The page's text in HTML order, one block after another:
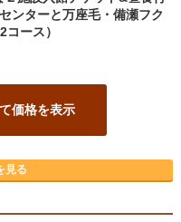
ンターと万座毛・備瀬フク
ース）
価格を表示
見る